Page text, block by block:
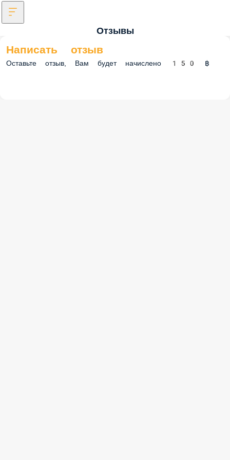
Отзывы
Написать отзыв
Оставьте отзыв, Вам будет начислено 150 ฿